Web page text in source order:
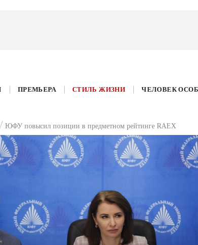
ПРЕМЬЕРА СТИЛЬ ЖИЗНИ ЧЕЛОВЕК
ЮФУ повысил позиции в предметном рейтинге RAEX